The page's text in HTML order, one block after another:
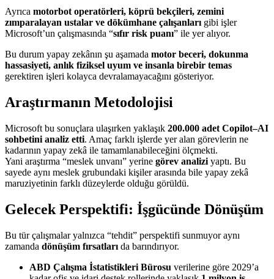
Ayrıca motorbot operatörleri, köprü bekçileri, zemini
zımparalayan ustalar ve dökümhane çalışanlarıgibi işler
Microsoft’un çalışmasında “sıfır risk puanı” ile yer alıyor.
Bu durum yapay zekânın şu aşamada motor beceri, dokunma
hassasiyeti, anlık fiziksel uyum ve insanla birebir temas
gerektiren işleri kolayca devralamayacağını gösteriyor.
Araştırmanın Metodolojisi
Microsoft bu sonuçlara ulaşırken yaklaşık 200.000 adet Copilot–AI
sohbetini analiz etti. Amaç farklı işlerde yer alan görevlerin ne
kadarının yapay zekâ ile tamamlanabileceğini ölçmekti.
Yani araştırma “meslek unvanı” yerine görev analizi yaptı. Bu
sayede aynı meslek grubundaki kişiler arasında bile yapay zekâ
maruziyetinin farklı düzeylerde olduğu görüldü.
Gelecek Perspektifi: İşgücünde Dönüşüm
Bu tür çalışmalar yalnızca “tehdit” perspektifi sunmuyor aynı
zamanda dönüşüm fırsatları da barındırıyor.
ABD Çalışma İstatistikleri Bürosu verilerine göre 2029’a